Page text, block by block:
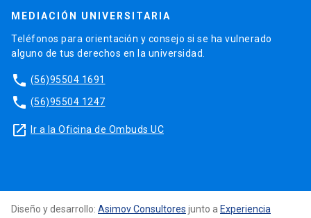
MEDIACIÓN UNIVERSITARIA
Teléfonos para orientación y consejo si se ha vulnerado
alguno de tus derechos en la universidad.
phone (56)95504 1691
phone (56)95504 1247
launch Ir a la Oficina de Ombuds UC
Diseño y desarrollo: Asimov Consultores junto a Experiencia